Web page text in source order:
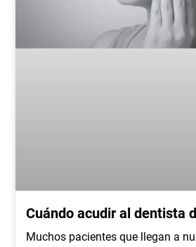
Cuándo acudir al dentista
Muchos pacientes que llegan a